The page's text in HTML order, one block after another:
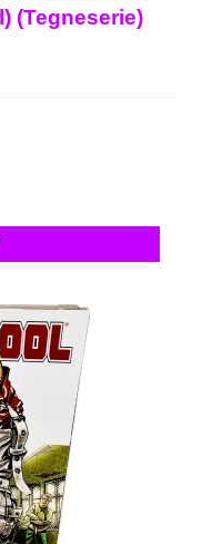
(Tegneserie)